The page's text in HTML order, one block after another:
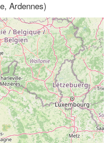
Ardennes)